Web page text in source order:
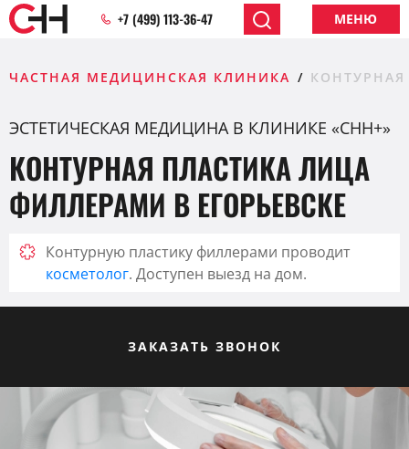
+7 (499) 113-36-47 МЕНЮ
ЧАСТНАЯ МЕДИЦИНСКАЯ КЛИНИКА
ЭСТЕТИЧЕСКАЯ МЕДИЦИНА В КЛИНИКЕ «CHH+»
КОНТУРНАЯ ПЛАСТИКА ЛИЦА
ФИЛЛЕРАМИ В ЕГОРЬЕВСКЕ
Контурную пластику филлерами проводит
косметолог. Доступен выезд на дом.
ЗАКАЗАТЬ ЗВОНОК